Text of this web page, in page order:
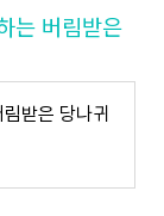
는 버림받은
받은 당나귀